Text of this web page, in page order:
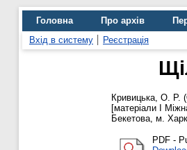
Головна Про архів
Вхід в систему
Реєстрація
Кривицька, О. Р.
[матеріали І
Бекетова, м.
PDF -